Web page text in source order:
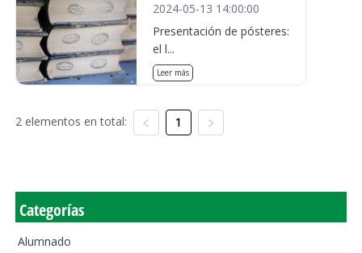
2024-05-13 14:00:00
Presentación de pósteres:
el l...
Leer más
2 elementos en total: 1
Categorías
Alumnado